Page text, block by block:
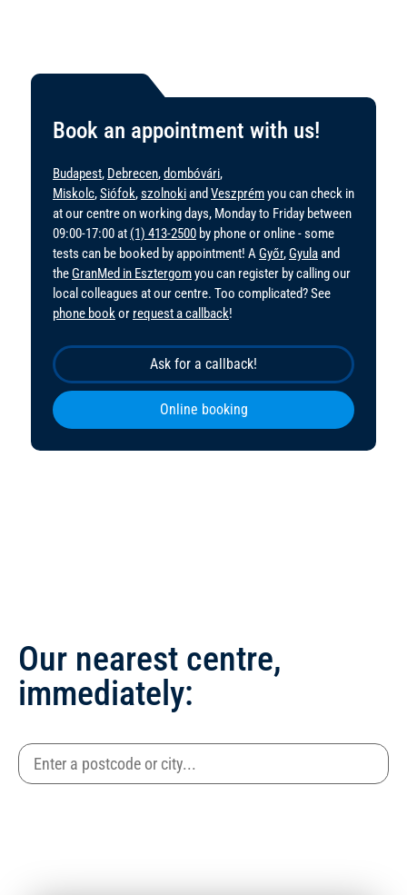
Book an appointment with us!
Budapest, Debrecen,dombóvári,
Miskolc,Siófok,szolnokiand Veszprémyou can check in
at our centre on working days, Monday to Friday between
09:00-17:00 at (1) 413-2500 by phone or online - some
tests can be booked by appointment! A Győr,Gyulaand
theGranMed in Esztergomyou can register by calling our
local colleagues at our centre. Too complicated? See
phone book or request a callback!
Ask for a callback!
Online booking
Our nearest centre,
immediately: